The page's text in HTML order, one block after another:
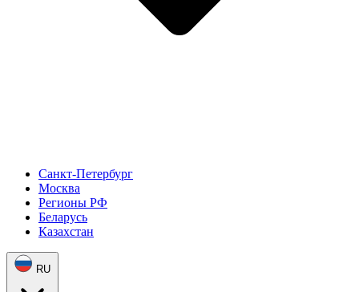
Санкт-Петербург
Москва
Регионы РФ
Беларусь
Казахстан
RU